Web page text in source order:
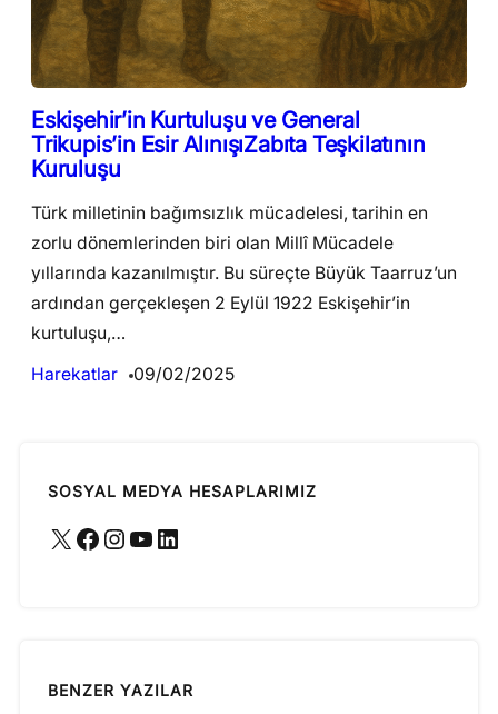
Eskişehir’in Kurtuluşu ve General
Trikupis’in Esir AlınışıZabıta Teşkilatının
Kuruluşu
Türk milletinin bağımsızlık mücadelesi, tarihin en
zorlu dönemlerinden biri olan Millî Mücadele
yıllarında kazanılmıştır. Bu süreçte Büyük Taarruz’un
ardından gerçekleşen 2 Eylül 1922 Eskişehir’in
kurtuluşu,…
Harekatlar
09/02/2025
SOSYAL MEDYA HESAPLARIMIZ
X Facebook Instagram YouTube LinkedIn
BENZER YAZILAR